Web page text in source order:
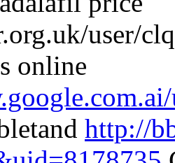
user/
online
http://